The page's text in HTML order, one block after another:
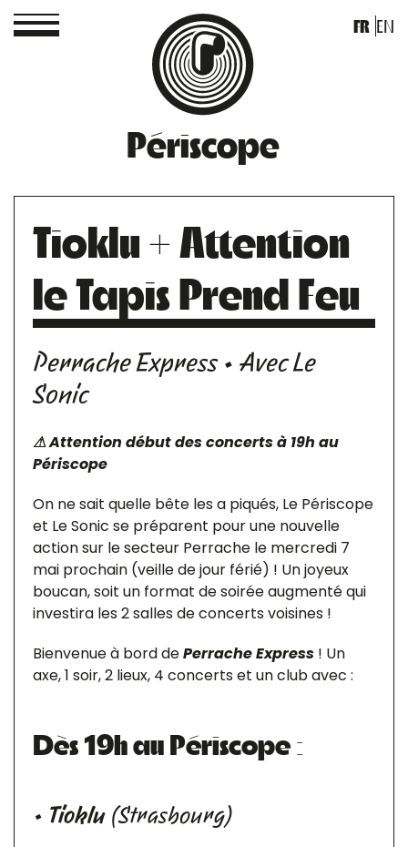
Périscope
FR EN
Tioklu + Attention
le Tapis Prend Feu
Perrache Express • Avec Le
Sonic
⚠ Attention début des concerts à 19h au
Périscope
On ne sait quelle bête les a piqués, Le Périscope
et Le Sonic se préparent pour une nouvelle
action sur le secteur Perrache le mercredi 7
mai prochain (veille de jour férié) ! Un joyeux
boucan, soit un format de soirée augmenté qui
investira les 2 salles de concerts voisines !
Bienvenue à bord dePerrache Express ! Un
axe, 1 soir, 2 lieux, 4 concerts et un club avec :
Dès 19h au Périscope :
• Tioklu (Strasbourg)